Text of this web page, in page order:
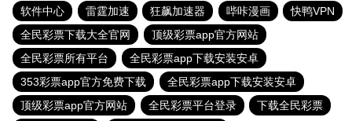
软件中心
雷霆加速 狂飙加速器 哔咔漫画
快鸭VPN
全民彩票下载大全官网
顶级彩票app官方网站
全民彩票所有平台
全民彩票app下载安装安卓
353彩票app官方免费下载
全民彩票app下载安装安卓
顶级彩票app官方网站
全民彩票平台登录
下载全民彩票